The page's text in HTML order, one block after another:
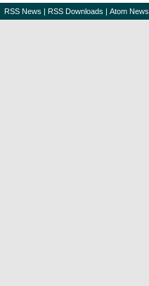
RSS News | RSS Downloads | Atom News